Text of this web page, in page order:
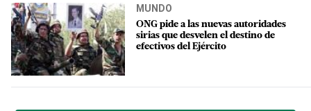
MUNDO
ONG pide a las nuevas autoridades
sirias que desvelen el destino de
efectivos del Ejército